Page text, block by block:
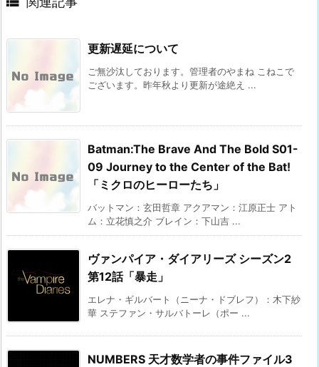
更新遅延について
ご無沙汰しております。管理者のやまね こねこで
ございます。昨年秋より更新が途絶え ...
Batman:The Brave And The Bold S01-
09 Journey to the Center of the Bat!
「ミクロのヒーローたち」
バットマン：玄田哲章 アクアマン：江原正士 アト
ム：立花慎之介 ブレイン：下山吉 ...
ヴァンパイア・ダイアリーズ シーズン2
第12話「暴走」
エレナ・ギルバート（ニーナ・ドブレフ）：木下紗
華 ステファン・サルバトーレ（ポー ...
NUMBERS 天才数学者の事件ファイル3